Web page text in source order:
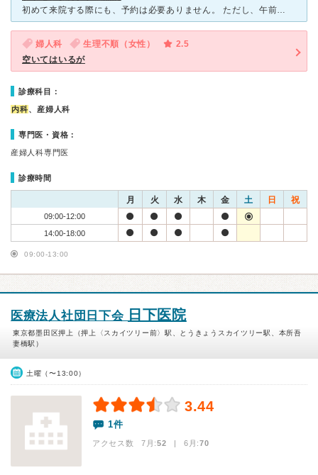
初めて来院する際にも、予約は必要ありません。 ただし、午前11時までに来てほしいとのことでした。初診であるため、病歴などをしっかり確認してから施術を行うために。 先生は、実際のアンプルを提示し
婦人科 生理不順（女性）
2.5
空いてはいるが
診療科目：
内科、産婦人科
専門医・資格：
産婦人科専門医
診療時間
月 火 水 木 金 土 日 祝
09:00-12:00
14:00-18:00
09:00-13:00
医療法人社団日下会 日下医院
東京都墨田区押上（押上〈スカイツリー前〉駅、とうきょうスカイツリー駅、本所吾
妻橋駅）
土曜（〜13:00）
3.44
1件
アクセス数 7月:52 | 6月:70